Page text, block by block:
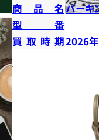
商品名バーキ
型番
買取時期2026